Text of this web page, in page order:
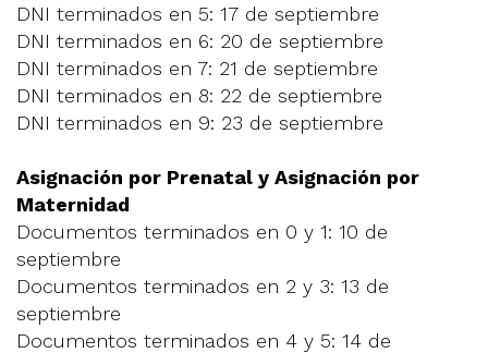
DNI terminados en 5: 17 de septiembre
DNI terminados en 6: 20 de septiembre
DNI terminados en 7: 21 de septiembre
DNI terminados en 8: 22 de septiembre
DNI terminados en 9: 23 de septiembre
Asignación por Prenatal y Asignación por
Maternidad
Documentos terminados en 0 y 1: 10 de
septiembre
Documentos terminados en 2 y 3: 13 de
septiembre
Documentos terminados en 4 y 5: 14 de